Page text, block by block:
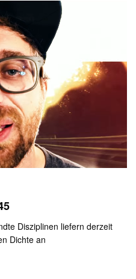
Disziplinen liefern derzeit
Dichte an